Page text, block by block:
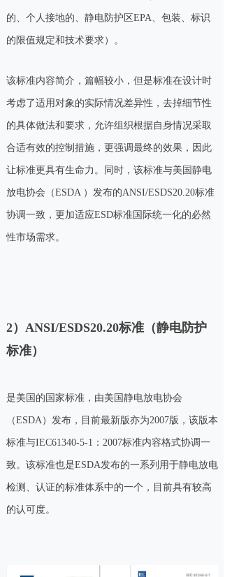
的、个人接地的、静电防护区EPA、包装、标识
的限值规定和技术要求）。
该标准内容简介，篇幅较小，但是标准在设计时
考虑了适用对象的实际情况差异性，去掉细节性
的具体做法和要求，允许组织根据自身情况采取
合适有效的控制措施，更强调最终的效果，因此
让标准更具有生命力。同时，该标准与美国静电
放电协会（ESDA ）发布的ANSI/ESDS20.20标准
协调一致，更加适应ESD标准国际统一化的必然
性市场需求。
2） ANSI/ESDS20.20标准（静电防护
标准）
是美国的国家标准，由美国静电放电协会
（ESDA）发布，目前最新版亦为2007版，该版本
标准与IEC61340-5-1：2007标准内容格式协调一
致。该标准也是ESDA发布的一系列用于静电放电
检测、认证的标准体系中的一个，目前具有较高
的认可度。